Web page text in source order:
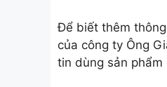
Để biết thêm
của công ty Ông
tin dùng sản